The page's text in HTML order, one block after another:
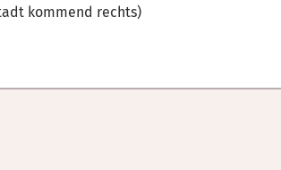
kommend rechts)